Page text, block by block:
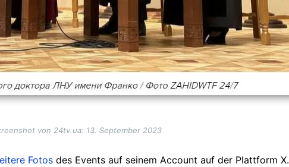
von 24tv.ua: 13. September 2023
Fotos des Events auf seinem Account auf der Plattform X.